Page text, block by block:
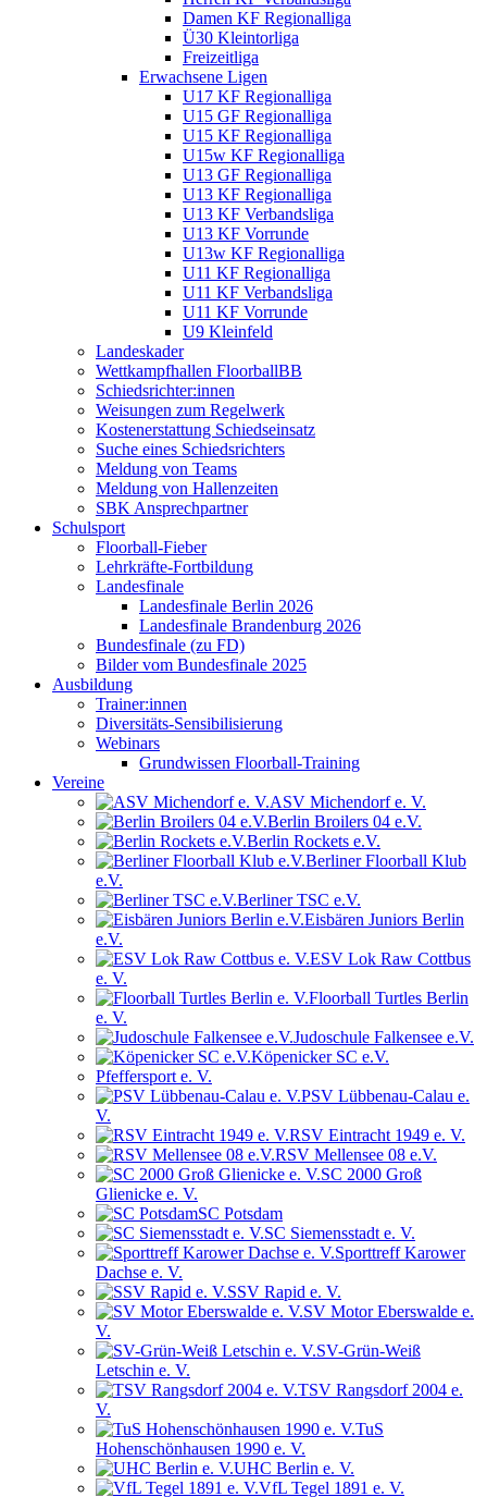
Damen KF Regionalliga
Ü30 Kleintorliga
Freizeitliga
Erwachsene Ligen
U17 KF Regionalliga
U15 GF Regionalliga
U15 KF Regionalliga
U15w KF Regionalliga
U13 GF Regionalliga
U13 KF Regionalliga
U13 KF Verbandsliga
U13 KF Vorrunde
U13w KF Regionalliga
U11 KF Regionalliga
U11 KF Verbandsliga
U11 KF Vorrunde
U9 Kleinfeld
Landeskader
Wettkampfhallen FloorballBB
Schiedsrichter:innen
Weisungen zum Regelwerk
Kostenerstattung Schiedseinsatz
Suche eines Schiedsrichters
Meldung von Teams
Meldung von Hallenzeiten
SBK Ansprechpartner
Schulsport
Floorball-Fieber
Lehrkräfte-Fortbildung
Landesfinale
Landesfinale Berlin 2026
Landesfinale Brandenburg 2026
Bundesfinale (zu FD)
Bilder vom Bundesfinale 2025
Ausbildung
Trainer:innen
Diversitäts-Sensibilisierung
Webinars
Grundwissen Floorball-Training
Vereine
ASV Michendorf e. V.
Berlin Broilers 04 e.V.
Berlin Rockets e.V.
Berliner Floorball Klub
e.V.
Berliner TSC e.V.
Eisbären Juniors Berlin
e.V.
ESV Lok Raw Cottbus
e. V.
Floorball Turtles Berlin
e. V.
Judoschule Falkensee e.V.
Köpenicker SC e.V.
Pfeffersport e. V.
PSV Lübbenau-Calau e.
V.
RSV Eintracht 1949 e. V.
RSV Mellensee 08 e.V.
SC 2000 Groß
Glienicke e. V.
SC Potsdam
SC Siemensstadt e. V.
Sporttreff Karower
Dachse e. V.
SSV Rapid e. V.
SV Motor Eberswalde e.
V.
SV-Grün-Weiß
Letschin e. V.
TSV Rangsdorf 2004 e.
V.
TuS
Hohenschönhausen 1990 e. V.
UHC Berlin e. V.
VfL Tegel 1891 e. V.